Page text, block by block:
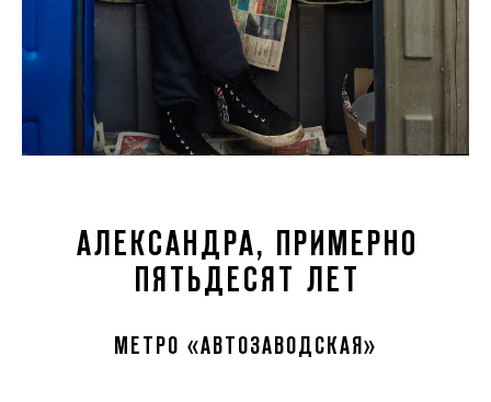
АЛЕКСАНДРА, ПРИМЕРНО
ПЯТЬДЕСЯТ ЛЕТ
МЕТРО «АВТОЗАВОДСКАЯ»